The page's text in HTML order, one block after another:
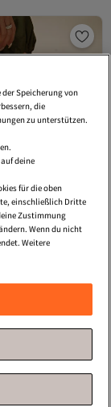
dicker Sohle und
aus Fell
ab 35€
der Speicherung von
die
zu unterstützen.
deine
für die oben
einschließlich Dritte
Zustimmung
Wenn du nicht
Weitere